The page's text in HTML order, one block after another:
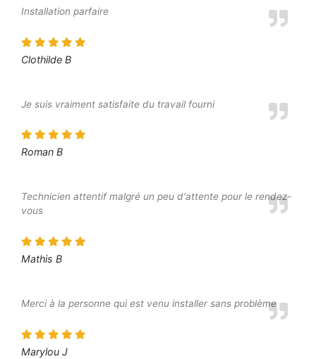
Installation parfaire
Clothilde B
Je suis vraiment satisfaite du travail fourni
Roman B
Technicien attentif malgré un peu d'attente pour le rendez-
vous
Mathis B
Merci à la personne qui est venu installer sans problème
Marylou J